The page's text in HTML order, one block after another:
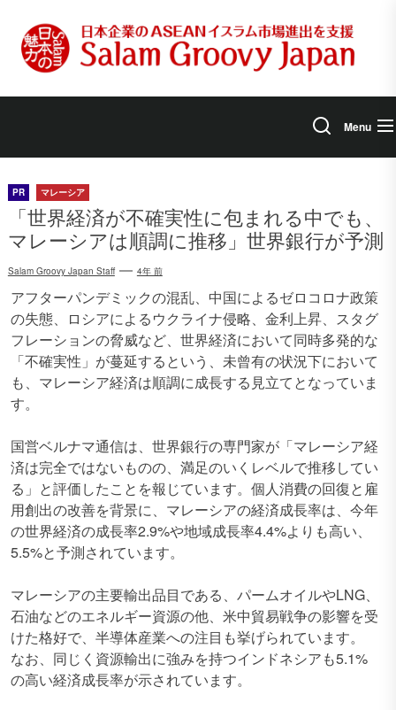
content
Menu
PR マレーシア
「世界経済が不確実性に包まれる中でも、
マレーシアは順調に推移」世界銀行が予測
Salam Groovy Japan Staff 4年 前
アフターパンデミックの混乱、中国によるゼロコロナ政策
の失態、ロシアによるウクライナ侵略、金利上昇、スタグ
フレーションの脅威など、世界経済において同時多発的な
「不確実性」が蔓延するという、未曾有の状況下において
も、マレーシア経済は順調に成長する見立てとなっていま
す。
国営ベルナマ通信は、世界銀行の専門家が「マレーシア経
済は完全ではないものの、満足のいくレベルで推移してい
る」と評価したことを報じています。個人消費の回復と雇
用創出の改善を背景に、マレーシアの経済成長率は、今年
の世界経済の成長率2.9%や地域成長率4.4%よりも高い、
5.5%と予測されています。
マレーシアの主要輸出品目である、パームオイルやLNG、
石油などのエネルギー資源の他、米中貿易戦争の影響を受
けた格好で、半導体産業への注目も挙げられています。
なお、同じく資源輸出に強みを持つインドネシアも5.1%
の高い経済成長率が示されています。